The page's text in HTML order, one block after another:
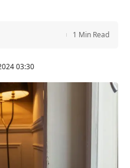
03:30
1 Min Read